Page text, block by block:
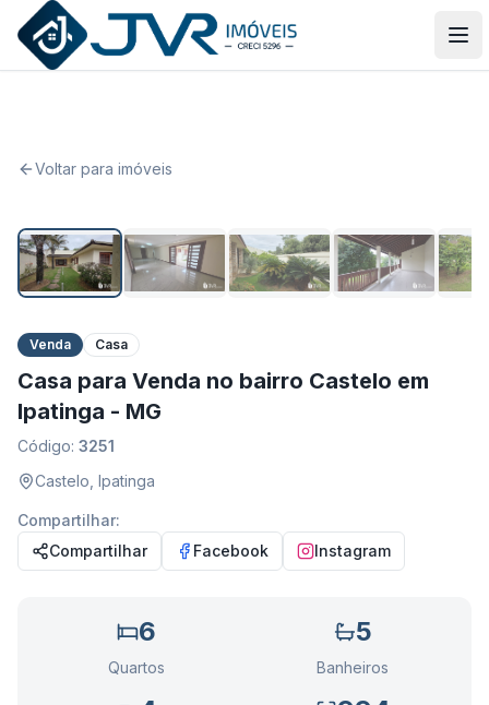
JVR Imóveis
Voltar para imóveis
Venda Casa
Casa para Venda no bairro Castelo em
Ipatinga - MG
Código: 3251
Castelo Ipatinga
Compartilhar:
Compartilhar
Facebook Instagram
6
Quartos
5
Banheiros